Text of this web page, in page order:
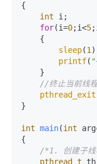
{
int i;
for(i=0;i<5
sleep(1
printf( "
//终止当前线
pthread_exit
}
int main(int
{
/*1. 创建子
pthread_t